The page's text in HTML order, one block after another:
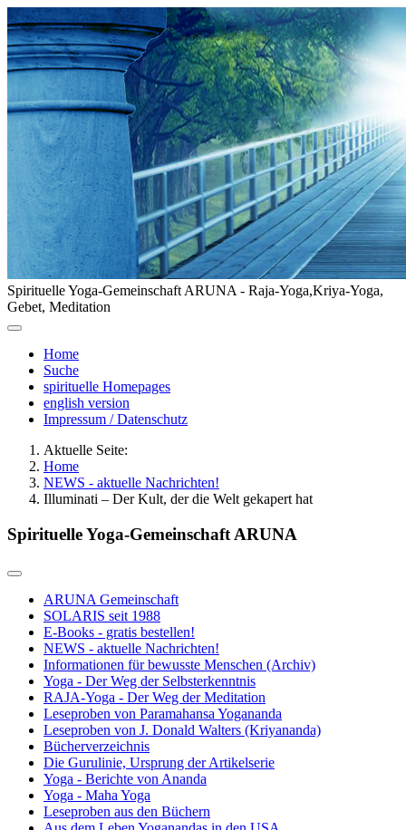
Spirituelle Yoga-Gemeinschaft ARUNA - Raja-Yoga,Kriya-Yoga,
Gebet, Meditation
Home
Suche
spirituelle Homepages
english version
Impressum / Datenschutz
Aktuelle Seite:
Home
NEWS - aktuelle Nachrichten!
Illuminati – Der Kult, der die Welt gekapert hat
Spirituelle Yoga-Gemeinschaft ARUNA
ARUNA Gemeinschaft
SOLARIS seit 1988
E-Books - gratis bestellen!
NEWS - aktuelle Nachrichten!
Informationen für bewusste Menschen (Archiv)
Yoga - Der Weg der Selbsterkenntnis
RAJA-Yoga - Der Weg der Meditation
Leseproben von Paramahansa Yogananda
Leseproben von J. Donald Walters (Kriyananda)
Bücherverzeichnis
Die Gurulinie, Ursprung der Artikelserie
Yoga - Berichte von Ananda
Yoga - Maha Yoga
Leseproben aus den Büchern